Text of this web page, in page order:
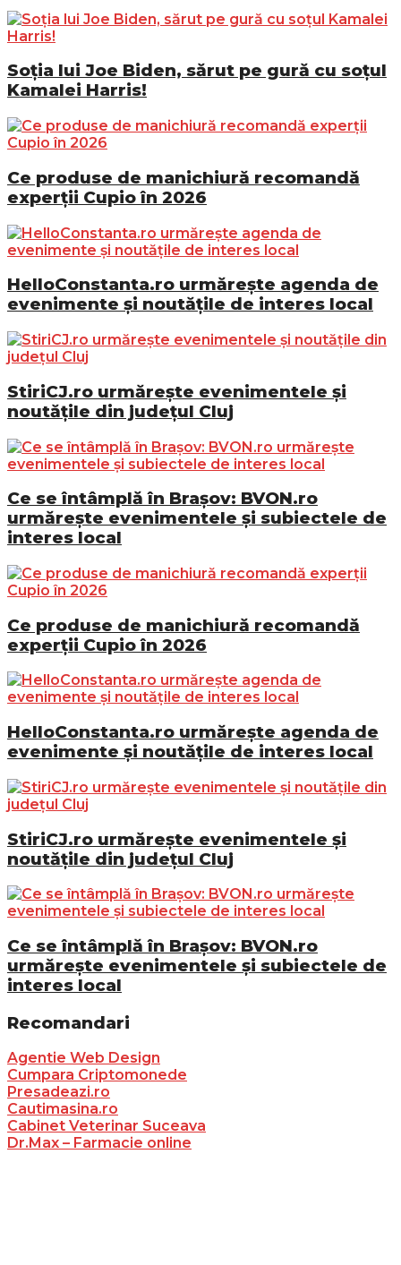
Soția lui Joe Biden, sărut pe gură cu soțul
Kamalei Harris!
Ce produse de manichiură recomandă
experții Cupio în 2026
HelloConstanta.ro urmărește agenda de
evenimente și noutățile de interes local
StiriCJ.ro urmărește evenimentele și
noutățile din județul Cluj
Ce se întâmplă în Brașov: BVON.ro
urmărește evenimentele și subiectele de
interes local
Ce produse de manichiură recomandă
experții Cupio în 2026
HelloConstanta.ro urmărește agenda de
evenimente și noutățile de interes local
StiriCJ.ro urmărește evenimentele și
noutățile din județul Cluj
Ce se întâmplă în Brașov: BVON.ro
urmărește evenimentele și subiectele de
interes local
Recomandari
Agentie Web Design
Cumpara Criptomonede
Presadeazi.ro
Cautimasina.ro
Cabinet Veterinar Suceava
Dr.Max – Farmacie online